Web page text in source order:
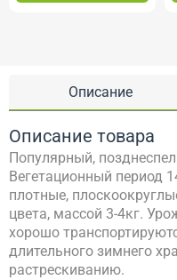
Описание
Описание товара
Популярный,
Вегетационный период
плотные,
цвета, массой 3-4кг.
хорошо
длительного зимнего
растрескиванию.